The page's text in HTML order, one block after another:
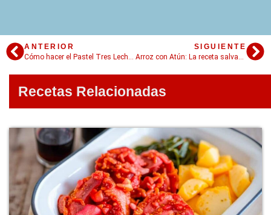
ANTERIOR
Cómo hacer el Pastel Tres Leches: Todos los trucos para que salga perfecto
SIGUIENTE
Arroz con Atún: La receta salvadora
Recetas Relacionadas